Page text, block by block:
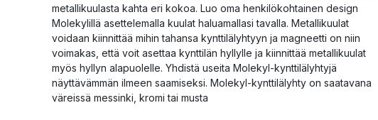
metallikuulasta kahta eri kokoa. Luo oma henkilökohtainen design
Molekylillä asettelemalla kuulat haluamallasi tavalla. Metallikuulat
voidaan kiinnittää mihin tahansa kynttilälyhtyyn ja magneetti on niin
voimakas, että voit asettaa kynttilän hyllylle ja kiinnittää metallikuulat
myös hyllyn alapuolelle. Yhdistä useita Molekyl-kynttilälyhtyjä
näyttävämmän ilmeen saamiseksi. Molekyl-kynttilälyhty on saatavana
väreissä messinki, kromi tai musta